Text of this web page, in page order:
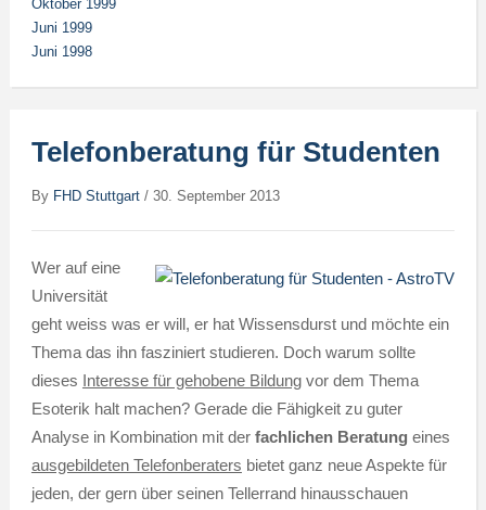
Oktober 1999
Juni 1999
Juni 1998
Telefonberatung für Studenten
By FHD Stuttgart/ 30. September 2013
Wer auf eine
Universität
geht weiss was er will, er hat Wissensdurst und möchte ein
Thema das ihn fasziniert studieren. Doch warum sollte
dieses Interesse für gehobene Bildungvor dem Thema
Esoterik halt machen? Gerade die Fähigkeit zu guter
Analyse in Kombination mit der fachlichen Beratung eines
ausgebildeten Telefonberaters bietet ganz neue Aspekte für
jeden, der gern über seinen Tellerrand hinausschauen